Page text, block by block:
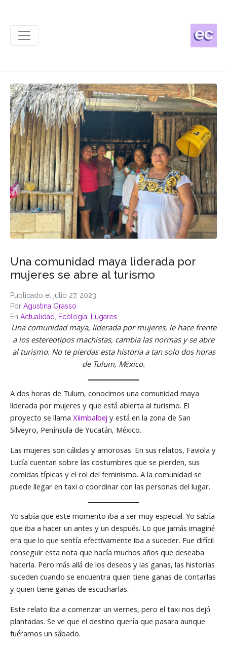
Publicado el julio 27, 2023
Por Agustina Grasso
En Actualidad Ecología Lugares
Una comunidad maya liderada por
mujeres se abre al turismo
Una comunidad maya, liderada por mujeres, le hace frente
a los estereotipos machistas, cambia las normas y se abre
al turismo. No te pierdas esta historia a tan solo dos horas
de Tulum, México.
A dos horas de Tulum, conocimos una comunidad maya
liderada por mujeres y que está abierta al turismo. El
proyecto se llamaXiimbalbejy está en la zona de San
Silveyro, Península de Yucatán, México.
Las mujeres son cálidas y amorosas. En sus relatos, Faviola y
Lucía cuentan sobre las costumbres que se pierden, sus
comidas típicas y el rol del feminismo. A la comunidad se
puede llegar en taxi o coordinar con las personas del lugar.
Yo sabía que este momento iba a ser muy especial. Yo sabía
que iba a hacer un antes y un después. Lo que jamás imaginé
era que lo que sentía efectivamente iba a suceder. Fue difícil
conseguir esta nota que hacía muchos años que deseaba
hacerla. Pero más allá de los deseos y las ganas, las historias
suceden cuando se encuentra quien tiene ganas de contarlas
y quien tiene ganas de escucharlas.
Este relato iba a comenzar un viernes, pero el taxi nos dejó
plantadas. Se ve que el destino quería que pasara aunque
fuéramos un sábado.